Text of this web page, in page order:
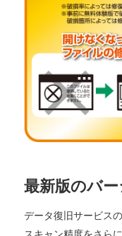
最新版のバ
データ復旧サービス